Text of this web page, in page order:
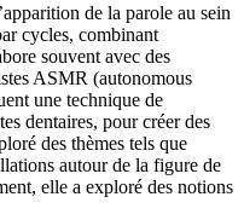
de la parole au sein
cycles, combinant
souvent avec des
ASMR (autonomous
une technique de
dentaires, pour créer des
des thèmes tels que
autour de la figure de
elle a exploré des notions